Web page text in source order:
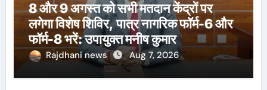
8 और 9 अगस्त को सभी मतदान केंद्रों पर
लगेगा विशेष शिविर, पात्र नागरिक फॉर्म-6 और
फॉर्म-8 भरें: उपायुक्त मनीष कुमार
Rajdhani news Aug 7, 2026